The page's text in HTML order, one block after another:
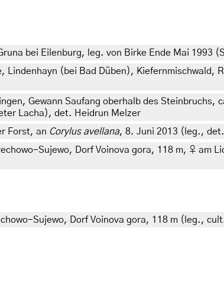
bei Eilenburg, leg. von Birke Ende Mai
Lindenhayn (bei Bad Düben),
Gewann Saufang oberhalb des Steinbruchs,
Lacha), det. Heidrun Melzer
Forst, an Corylus avellana, 8. Juni 2013 (leg.,
Sujewo, Dorf Voinova gora, 118 m, ♀ am
Sujewo, Dorf Voinova gora, 118 m (leg.,